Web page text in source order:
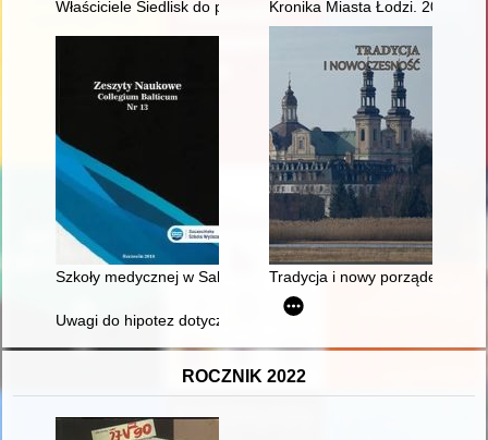
Właściciele Siedlisk do połowy XIX wieku ze szczególnym
Kronika Miasta Łodzi. 2021, nr
Szkoły medycznej w Salerno traktat z XIII w. De flore dietarum
Tradycja i nowy porządek w
Uwagi do hipotez dotyczących proweniencji modelu okrętu
ROCZNIK 2022